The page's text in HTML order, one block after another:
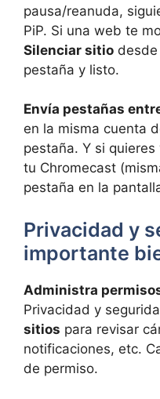
pausa/reanuda,
PiP. Si una web te
Silenciar sitio
pestaña y listo.
Envía pestañas
en la misma cuenta
pestaña. Y si
tu Chromecast
pestaña en la
Privacidad y
importante
Administra
Privacidad y
sitios para revisar
notificaciones, etc.
de permiso.